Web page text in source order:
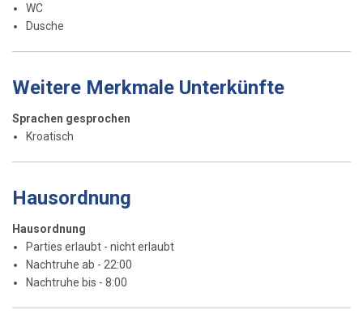
WC
Dusche
Weitere Merkmale Unterkünfte
Sprachen gesprochen
Kroatisch
Hausordnung
Hausordnung
Parties erlaubt - nicht erlaubt
Nachtruhe ab - 22:00
Nachtruhe bis - 8:00